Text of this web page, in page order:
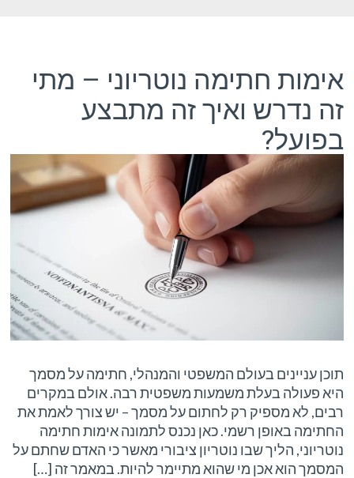
אימות חתימה נוטריוני – מתי
זה נדרש ואיך זה מתבצע
בפועל?
תוכן עניינים בעולם המשפטי והמנהלי, חתימה על מסמך
היא פעולה בעלת משמעות משפטית רבה. אולם במקרים
רבים, לא מספיק רק לחתום על מסמך – יש צורך לאמת את
החתימה באופן רשמי. כאן נכנס לתמונה אימות חתימה
נוטריוני, הליך שבו נוטריון ציבורי מאשר כי האדם שחתם על
המסמך הוא אכן מי שהוא מתיימר להיות. במאמר זה […]